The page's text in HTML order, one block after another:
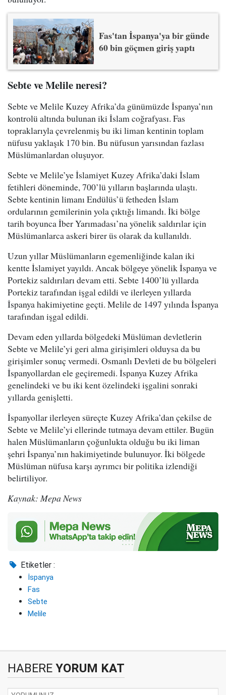
Fas'tan İspanya'ya bir günde
60 bin göçmen giriş yaptı
Sebte ve Melile neresi?
Sebte ve Melile Kuzey Afrika’da günümüzde İspanya’nın
kontrolü altında bulunan iki İslam coğrafyası. Fas
topraklarıyla çevrelenmiş bu iki liman kentinin toplam
nüfusu yaklaşık 170 bin. Bu nüfusun yarısından fazlası
Müslümanlardan oluşuyor.
Sebte ve Melile’ye İslamiyet Kuzey Afrika’daki İslam
fetihleri döneminde, 700’lü yılların başlarında ulaştı.
Sebte kentinin limanı Endülüs’ü fetheden İslam
ordularının gemilerinin yola çıktığı limandı. İki bölge
tarih boyunca İber Yarımadası’na yönelik saldırılar için
Müslümanlarca askeri birer üs olarak da kullanıldı.
Uzun yıllar Müslümanların egemenliğinde kalan iki
kentte İslamiyet yayıldı. Ancak bölgeye yönelik İspanya ve
Portekiz saldırıları devam etti. Sebte 1400’lü yıllarda
Portekiz tarafından işgal edildi ve ilerleyen yıllarda
İspanya hakimiyetine geçti. Melile de 1497 yılında İspanya
tarafından işgal edildi.
Devam eden yıllarda bölgedeki Müslüman devletlerin
Sebte ve Melile’yi geri alma girişimleri olduysa da bu
girişimler sonuç vermedi. Osmanlı Devleti de bu bölgeleri
İspanyollardan ele geçiremedi. İspanya Kuzey Afrika
genelindeki ve bu iki kent özelindeki işgalini sonraki
yıllarda genişletti.
İspanyollar ilerleyen süreçte Kuzey Afrika’dan çekilse de
Sebte ve Melile’yi ellerinde tutmaya devam ettiler. Bugün
halen Müslümanların çoğunlukta olduğu bu iki liman
şehri İspanya’nın hakimiyetinde bulunuyor. İki bölgede
Müslüman nüfusa karşı ayrımcı bir politika izlendiği
belirtiliyor.
Kaynak: Mepa News
Etiketler :
İspanya
Fas
Sebte
Melile
HABERE YORUM KAT